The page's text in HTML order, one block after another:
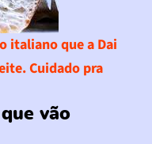
italiano que a Dai
Cuidado pra
vão